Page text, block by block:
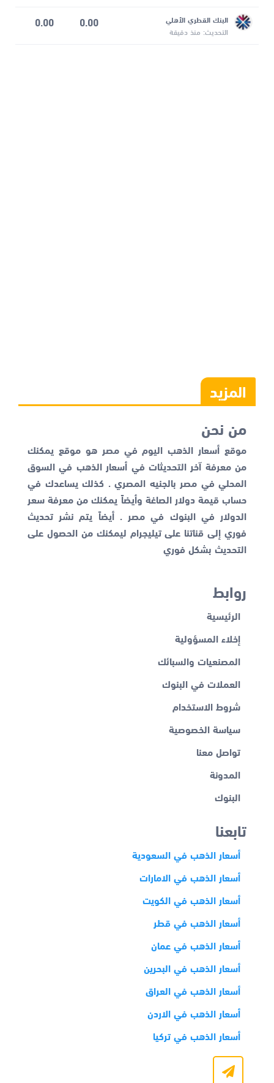
البنك القطري الأهلي
التحديث: منذ دقيقة
0.00
0.00
المزيد
من نحن
موقع أسعار الذهب اليوم في مصر هو موقع يمكنك
من معرفة آخر التحديثات في أسعار الذهب في السوق
المحلي في مصر بالجنيه المصري . كذلك يساعدك في
حساب قيمة دولار الصاغة وأيضاً يمكنك من معرفة سعر
الدولار في البنوك في مصر . أيضاً يتم نشر تحديث
فوري إلى قناتنا على تيليجرام ليمكنك من الحصول على
التحديث بشكل فوري
روابط
الرئيسية
إخلاء المسؤولية
المصنعيات والسبائك
العملات في البنوك
شروط الاستخدام
سياسة الخصوصية
تواصل معنا
المدونة
البنوك
تابعنا
أسعار الذهب في السعودية
أسعار الذهب في الامارات
أسعار الذهب في الكويت
أسعار الذهب في قطر
أسعار الذهب في عمان
أسعار الذهب في البحرين
أسعار الذهب في العراق
أسعار الذهب في الاردن
أسعار الذهب في تركيا